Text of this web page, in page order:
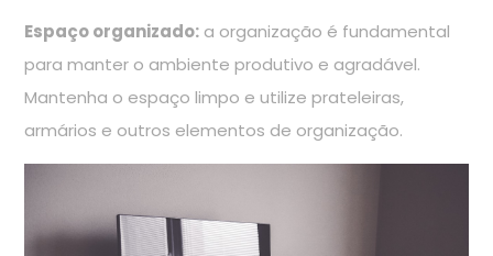
Espaço organizado: a organização é fundamental
para manter o ambiente produtivo e agradável.
Mantenha o espaço limpo e utilize prateleiras,
armários e outros elementos de organização.